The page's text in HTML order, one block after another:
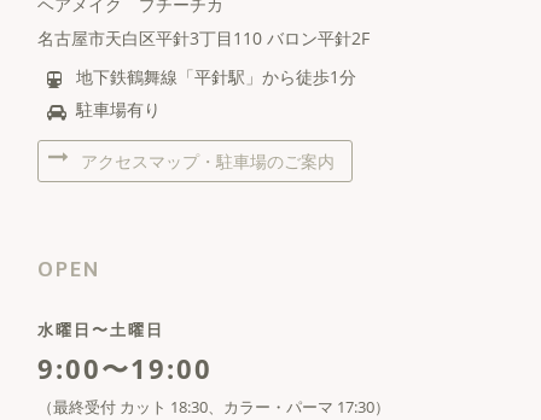
ヘアメイク プチーチカ
名古屋市天白区平針3丁目110 バロン平針2F
地下鉄鶴舞線「平針駅」から徒歩1分
駐車場有り
アクセスマップ・駐車場のご案内
OPEN
水曜日〜土曜日
9:00〜19:00
（最終受付 カット 18:30、カラー・パーマ 17:30）